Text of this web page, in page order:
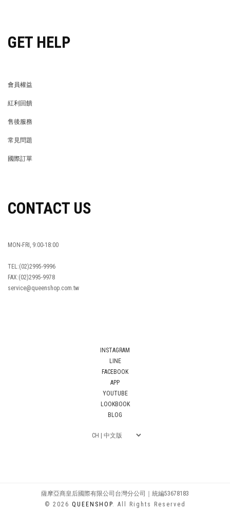
GET HELP
會員權益
紅利回饋
售後服務
常見問題
國際訂單
CONTACT US
MON-FRI, 9:00-18:00
TEL:(02)2995-9996
FAX:(02)2995-9978
service@queenshop.com.tw
INSTAGRAM
LINE
FACEBOOK
APP
YOUTUBE
LOOKBOOK
BLOG
薩摩亞商皇后國際有限公司台灣分公司｜統編53678183
© 2026 QUEENSHOP. All Rights Reserved